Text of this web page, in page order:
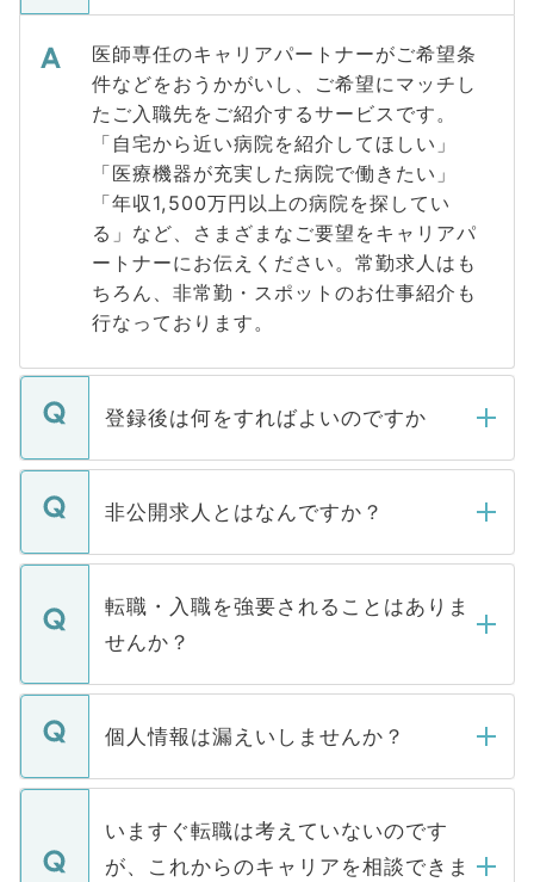
医師専任のキャリアパートナーがご希望条
件などをおうかがいし、ご希望にマッチし
たご入職先をご紹介するサービスです。
「自宅から近い病院を紹介してほしい」
「医療機器が充実した病院で働きたい」
「年収1,500万円以上の病院を探してい
る」など、さまざまなご要望をキャリアパ
ートナーにお伝えください。常勤求人はも
ちろん、非常勤・スポットのお仕事紹介も
行なっております。
登録後は何をすればよいのですか
ご登録いただきましたら、弊社担当者がご
登録内容を確認し、その後メールもしくは
ます。通常、5営業日以内にはご連絡をせて
いただきますので、しばらくお待ちくださ
非公開求人とはなんですか？
マイナビDOCTORで取り扱っている求人の
うち約3割は、Webサイトからご覧いただ
けない「非公開求人」です。非公開求人は
下記の理由によって、一般には公開してい
ません。
■応募殺到を避けるため 人気のある医療機
関を公にしてしまうと、応募が殺到する場
に、医療機関が求める条件に合った人材の
みを人材紹介会社に依頼するケースが増え
転職・入職を強要されることはありま
せんか？
転職・入職を強要することは一切ありませ
ん。また、仮に応募先から内定をいただい
定を承諾する必要はありません。内定先へ
の辞退の連絡はキャリアパートナーが行い
個人情報は漏えいしませんか？
個人情報が漏えいすることはありませんの
で、ご安心ください。当サイトからの登録
などで収集したご登録者様の個人情報は、
いますぐ転職は考えていないのです
が、これからのキャリアを相談できま